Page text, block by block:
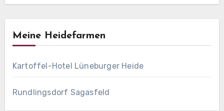
Meine Heidefarmen
Kartoffel-Hotel Lüneburger Heide
Rundlingsdorf Sagasfeld